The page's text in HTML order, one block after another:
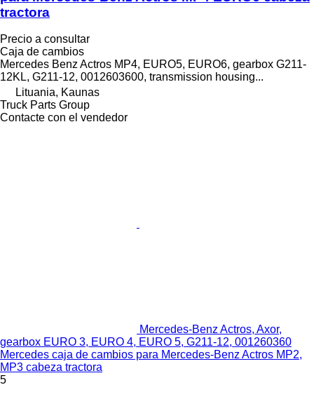
tractora
Precio a consultar
Caja de cambios
Mercedes Benz Actros MP4, EURO5, EURO6, gearbox G211-
12KL, G211-12, 0012603600, transmission housing...
Lituania, Kaunas
Truck Parts Group
Contacte con el vendedor
Mercedes-Benz Actros, Axor,
gearbox EURO 3, EURO 4, EURO 5, G211-12, 001260360
Mercedes caja de cambios para Mercedes-Benz Actros MP2,
MP3 cabeza tractora
5